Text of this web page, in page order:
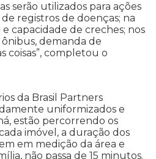
serão utilizados para ações
registros de doenças; na
capacidade de creches; nos
demanda de
coisas”, completou o
da Brasil Partners
uniformizados e
estão percorrendo os
imóvel, a duração dos
em medição da área e
não passa de 15 minutos.